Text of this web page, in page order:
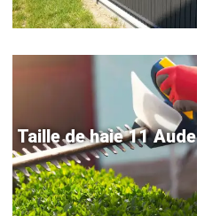
Taille de haie 11 Aude